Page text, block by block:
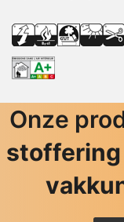
Onze